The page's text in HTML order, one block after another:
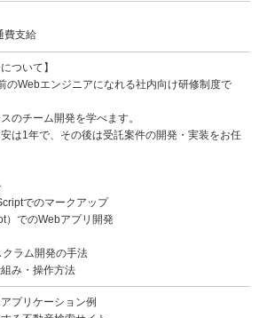
費支給
ついて】
のWebエンジニアになれる社内向け研修制度で
のチーム開発を学べます。
は1年で、その後は受託案件の開発・実装をお任
でのマークアップ
）でのWebアプリ開発
クラム開発の手法
み・操作方法
プリケーション例